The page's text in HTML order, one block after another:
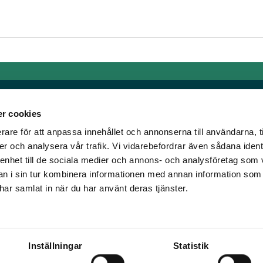
cookies
för att anpassa innehållet och annonserna till användarna,
och analysera vår trafik. Vi vidarebefordrar även sådana
till de sociala medier och annons- och analysföretag som
i sin tur kombinera informationen med annan information
samlat in när du har använt deras tjänster.
Inställningar Statistik
horse racing!
was founded, we
Links
General auction terms and
conditions